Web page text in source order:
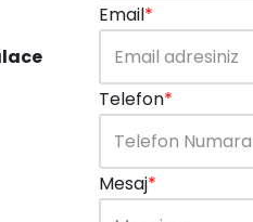
Email*
Telefon*
Mesaj*